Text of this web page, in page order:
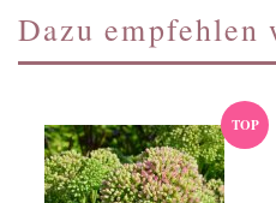
Dazu empfehlen
TOP